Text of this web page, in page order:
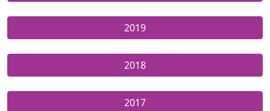
2019
2018
2017